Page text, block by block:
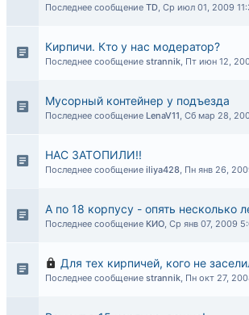
Последнее сообщение TD, Ср июл 01, 2009
Кирпичи. Кто у нас модератор?
Последнее сообщение strannik, Пт июн 12,
Мусорный контейнер у подъезда
Последнее сообщение LenaV11, Сб мар 28,
НАС ЗАТОПИЛИ!!
Последнее сообщение iliya428, Пн янв 26,
А по 18 корпусу - опять несколько
Последнее сообщение КИО, Ср янв 07, 2009
Для тех кирпичей, кого не
Последнее сообщение strannik, Пн окт 27,